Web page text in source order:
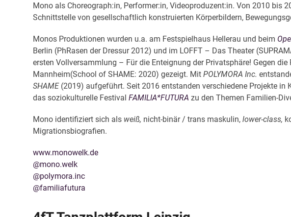
Mono als Choreograph:in, Performer:in, Videoproduzent:in. Von 2010 bis
Schnittstelle von gesellschaftlich konstruierten Körperbildern,
Monos Produktionen wurden u.a. am Festspielhaus Hellerau und beim
Berlin (PhRasen der Dressur 2012) und im LOFFT – Das Theater
ersten Vollversammlung – Für die Enteignung der Privatsphäre! Gegen
Mannheim(School of SHAME: 2020) gezeigt. MitPOLYMORA Inc.
SHAME(2019) aufgeführt. Seit 2016 entstanden verschiedene Projekte in
das soziokulturelle FestivalFAMILIA*FUTURA zu den Themen Familien-
Mono identifiziert sich als weiß, nicht-binär / trans maskulin,lower-class,
Migrationsbiografien.
www.monowelk.de
@mono.welk
@polymora.inc
@familiafutura